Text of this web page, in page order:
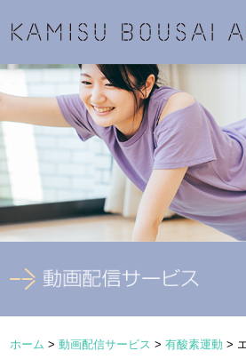
ホーム >動画配信サービス >有酸素運動 >